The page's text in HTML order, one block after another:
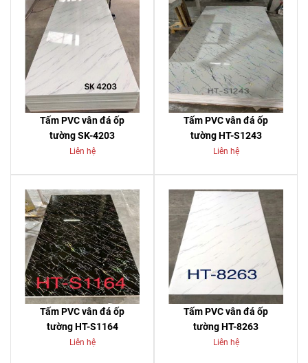
Tấm PVC vân đá ốp
tường SK-4203
Liên hệ
Tấm PVC vân đá ốp
tường HT-S1243
Liên hệ
Tấm PVC vân đá ốp
tường HT-S1164
Liên hệ
Tấm PVC vân đá ốp
tường HT-8263
Liên hệ